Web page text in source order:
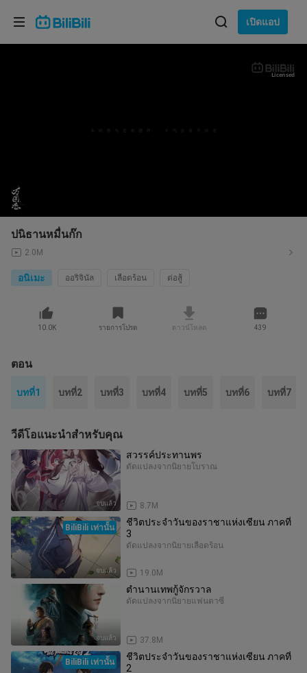
เปิดแอป
Licensed
ปนิธานหมื่นก๊ก
2.0M
อนิเมะ ออริจินัล เลือดร้อน ต่อสู้
10.0K รายการโปรด ดาวน์โหลด 439
ตอน
บทที่1 บทที่2 บทที่3 บทที่4 บทที่5 บทที่6 บทที่7
วีดีโอแนะนำสำหรับคุณ
จบแล้ว
สวรรค์ประทานพร
ดัดแปลงจากนิยายโบราณ
8.7M
จบแล้ว
BiliBili เท่านั้น
ชีวิตประจำวันของราชาแห่งเซียน ภาคที่
3
ดัดแปลงจากนิยายเลือดร้อน
19.0M
จบแล้ว
ตำนานเทพกู้จักรวาล
ดัดแปลงจากนิยายแฟนตาซี
37.8M
BiliBili เท่านั้น
ชีวิตประจำวันของราชาแห่งเซียน ภาคที่
2
เลือกภาษา
Bahasa Melayu